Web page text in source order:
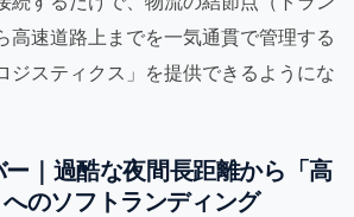
高速道路上までを一気通貫で管理する
ジスティクス」を提供できるようにな
｜過酷な夜間長距離から「高
のソフトランディング